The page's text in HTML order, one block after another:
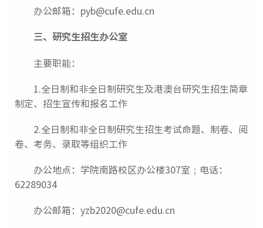
办公邮箱：pyb@cufe.edu.cn
三、研究生招生办公室
主要职能：
1.全日制和非全日制研究生及港澳台研究生招生简章
制定、招生宣传和报名工作
2.全日制和非全日制研究生招生考试命题、制卷、阅
卷、考务、录取等组织工作
办公地点：学院南路校区办公楼307室；电话：
62289034
办公邮箱：yzb2020@cufe.edu.cn